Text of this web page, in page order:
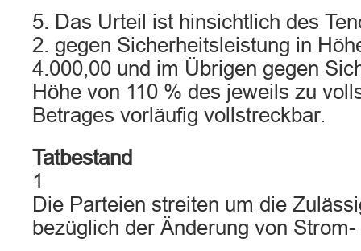
5. Das Urteil ist hinsichtlich des
2. gegen Sicherheitsleistung in
4.000,00 und im Übrigen gegen
Höhe von 110 % des jeweils zu
Betrages vorläufig vollstreckbar.
Tatbestand
1
Die Parteien streiten um die
bezüglich der Änderung von